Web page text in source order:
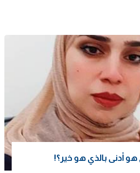
أدنى بالذي هو خير؟!